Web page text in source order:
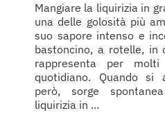
Mangiare la liquirizia in
una delle golosità più
suo sapore intenso e
bastoncino, a rotelle, in
rappresenta per
quotidiano. Quando si
però, sorge
liquirizia in ...